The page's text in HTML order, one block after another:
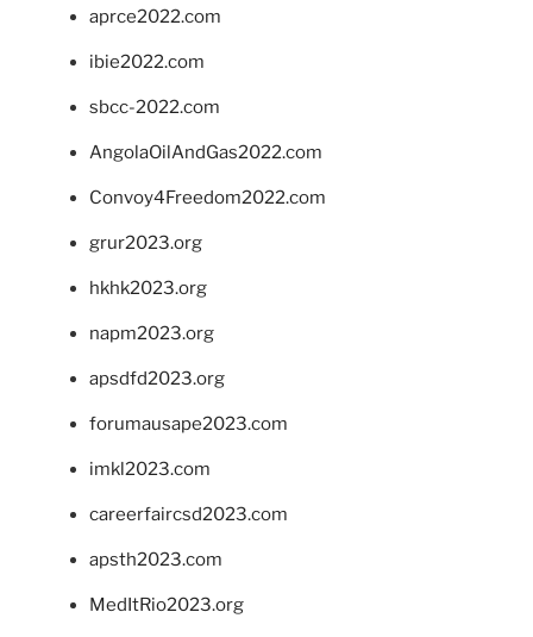
aprce2022.com
ibie2022.com
sbcc-2022.com
AngolaOilAndGas2022.com
Convoy4Freedom2022.com
grur2023.org
hkhk2023.org
napm2023.org
apsdfd2023.org
forumausape2023.com
imkl2023.com
careerfaircsd2023.com
apsth2023.com
MedItRio2023.org